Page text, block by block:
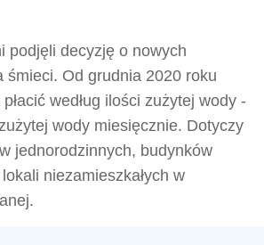
podjęli decyzję o nowych
śmieci. Od grudnia 2020 roku
według ilości zużytej wody -
wody miesięcznie. Dotyczy
jednorodzinnych, budynków
niezamieszkałych w